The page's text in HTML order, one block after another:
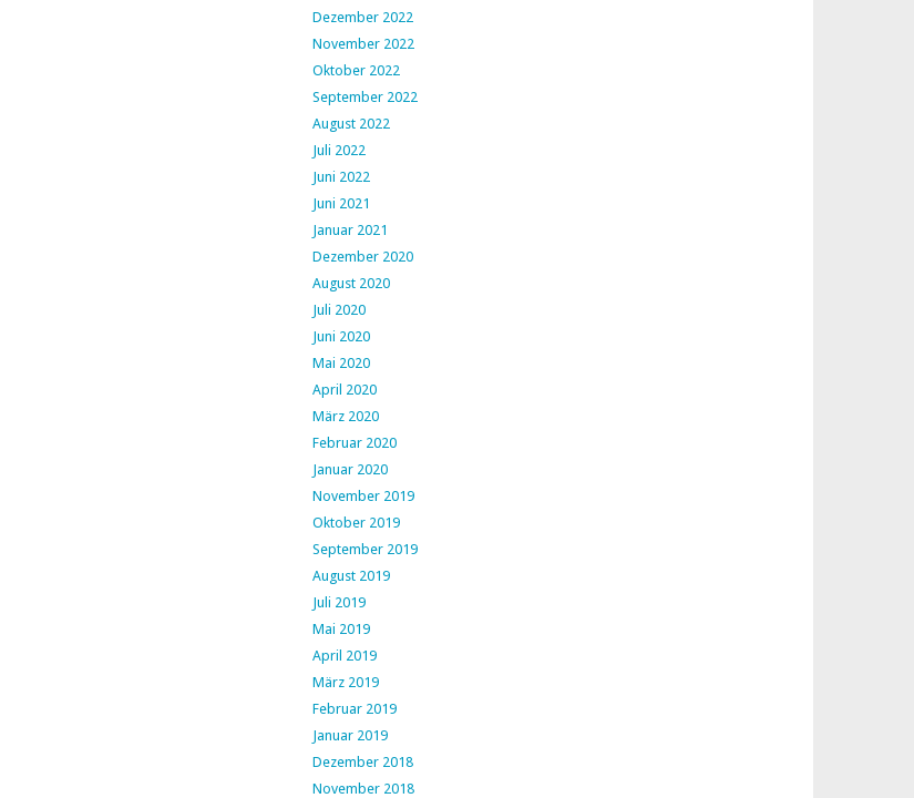
Dezember 2022
November 2022
Oktober 2022
September 2022
August 2022
Juli 2022
Juni 2022
Juni 2021
Januar 2021
Dezember 2020
August 2020
Juli 2020
Juni 2020
Mai 2020
April 2020
März 2020
Februar 2020
Januar 2020
November 2019
Oktober 2019
September 2019
August 2019
Juli 2019
Mai 2019
April 2019
März 2019
Februar 2019
Januar 2019
Dezember 2018
November 2018